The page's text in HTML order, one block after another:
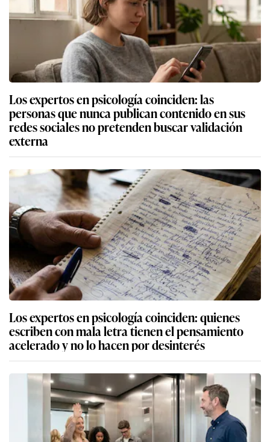
Los expertos en psicología coinciden: las
personas que nunca publican contenido en sus
redes sociales no pretenden buscar validación
externa
Los expertos en psicología coinciden: quienes
escriben con mala letra tienen el pensamiento
acelerado y no lo hacen por desinterés